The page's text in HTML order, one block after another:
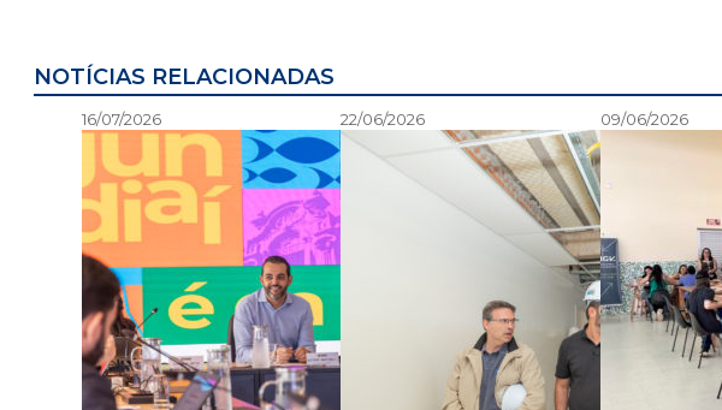
NOTÍCIAS RELACIONADAS
16/07/2026 22/06/2026 09/06/2026